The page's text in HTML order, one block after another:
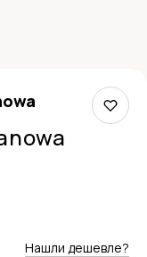
Нашли дешевле?